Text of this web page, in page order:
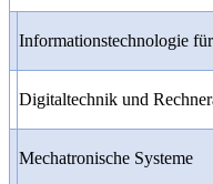
Informationstechnologie
Digitaltechnik und
Mechatronische Systeme